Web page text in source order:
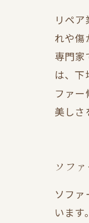
リペ
れや傷
専門家
は、
ファ
美しさ
ソフ
ソフ
いま